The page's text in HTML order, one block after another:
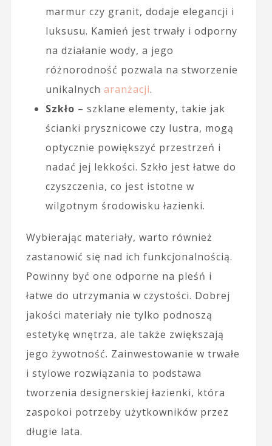
marmur czy granit, dodaje elegancji i
luksusu. Kamień jest trwały i odporny
na działanie wody, a jego
różnorodność pozwala na stworzenie
unikalnych aranżacji.
Szkło – szklane elementy, takie jak
ścianki prysznicowe czy lustra, mogą
optycznie powiększyć przestrzeń i
nadać jej lekkości. Szkło jest łatwe do
czyszczenia, co jest istotne w
wilgotnym środowisku łazienki.
Wybierając materiały, warto również
zastanowić się nad ich funkcjonalnością.
Powinny być one odporne na pleśń i
łatwe do utrzymania w czystości. Dobrej
jakości materiały nie tylko podnoszą
estetykę wnętrza, ale także zwiększają
jego żywotność. Zainwestowanie w trwałe
i stylowe rozwiązania to podstawa
tworzenia designerskiej łazienki, która
zaspokoi potrzeby użytkowników przez
długie lata.